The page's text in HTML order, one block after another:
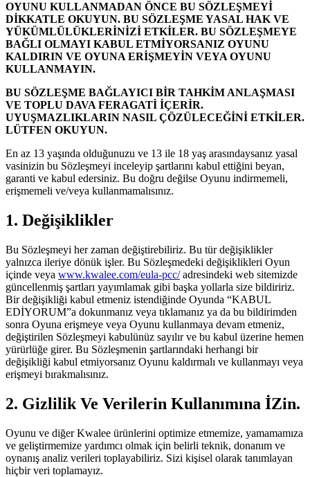
OYUNU KULLANMADAN ÖNCE BU SÖZLEŞMEYİ
DİKKATLE OKUYUN. BU SÖZLEŞME YASAL HAK VE
YÜKÜMLÜLÜKLERİNİZİ ETKİLER. BU SÖZLEŞMEYE
BAĞLI OLMAYI KABUL ETMİYORSANIZ OYUNU
KALDIRIN VE OYUNA ERİŞMEYİN VEYA OYUNU
KULLANMAYIN.
BU SÖZLEŞME BAĞLAYICI BİR TAHKİM ANLAŞMASI
VE TOPLU DAVA FERAGATİ İÇERİR.
UYUŞMAZLIKLARIN NASIL ÇÖZÜLECEĞİNİ ETKİLER.
LÜTFEN OKUYUN.
En az 13 yaşında olduğunuzu ve 13 ile 18 yaş arasındaysanız yasal
vasinizin bu Sözleşmeyi inceleyip şartlarını kabul ettiğini beyan,
garanti ve kabul edersiniz. Bu doğru değilse Oyunu indirmemeli,
erişmemeli ve/veya kullanmamalısınız.
1. Değişiklikler
Bu Sözleşmeyi her zaman değiştirebiliriz. Bu tür değişiklikler
yalnızca ileriye dönük işler. Bu Sözleşmedeki değişiklikleri Oyun
içinde veya www.kwalee.com/eula-pcc/adresindeki web sitemizde
güncellenmiş şartları yayımlamak gibi başka yollarla size bildiririz.
Bir değişikliği kabul etmeniz istendiğinde Oyunda “KABUL
EDİYORUM”a dokunmanız veya tıklamanız ya da bu bildirimden
sonra Oyuna erişmeye veya Oyunu kullanmaya devam etmeniz,
değiştirilen Sözleşmeyi kabulünüz sayılır ve bu kabul üzerine hemen
yürürlüğe girer. Bu Sözleşmenin şartlarındaki herhangi bir
değişikliği kabul etmiyorsanız Oyunu kaldırmalı ve kullanmayı veya
erişmeyi bırakmalısınız.
2. Gizlilik Ve Verilerin Kullanımına İZin.
Oyunu ve diğer Kwalee ürünlerini optimize etmemize, yamamamıza
ve geliştirmemize yardımcı olmak için belirli teknik, donanım ve
oynanış analiz verileri toplayabiliriz. Sizi kişisel olarak tanımlayan
hiçbir veri toplamayız.